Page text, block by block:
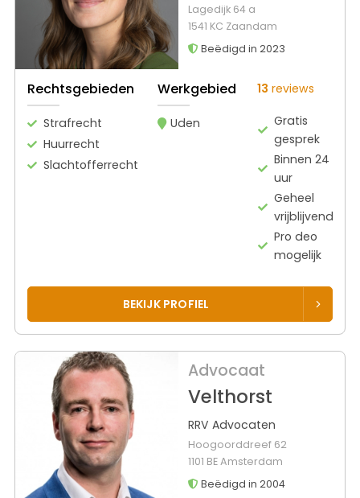
Lagedijk 64 a
1541 KC Zaandam
Beëdigd in 2023
Rechtsgebieden
Strafrecht
Huurrecht
Slachtofferrecht
Werkgebied
Uden
13 reviews
Gratis
gesprek
Binnen 24
uur
Geheel
vrijblijvend
Pro deo
mogelijk
BEKIJK PROFIEL
Advocaat
Velthorst
RRV Advocaten
Hoogoorddreef 62
1101 BE Amsterdam
Beëdigd in 2004